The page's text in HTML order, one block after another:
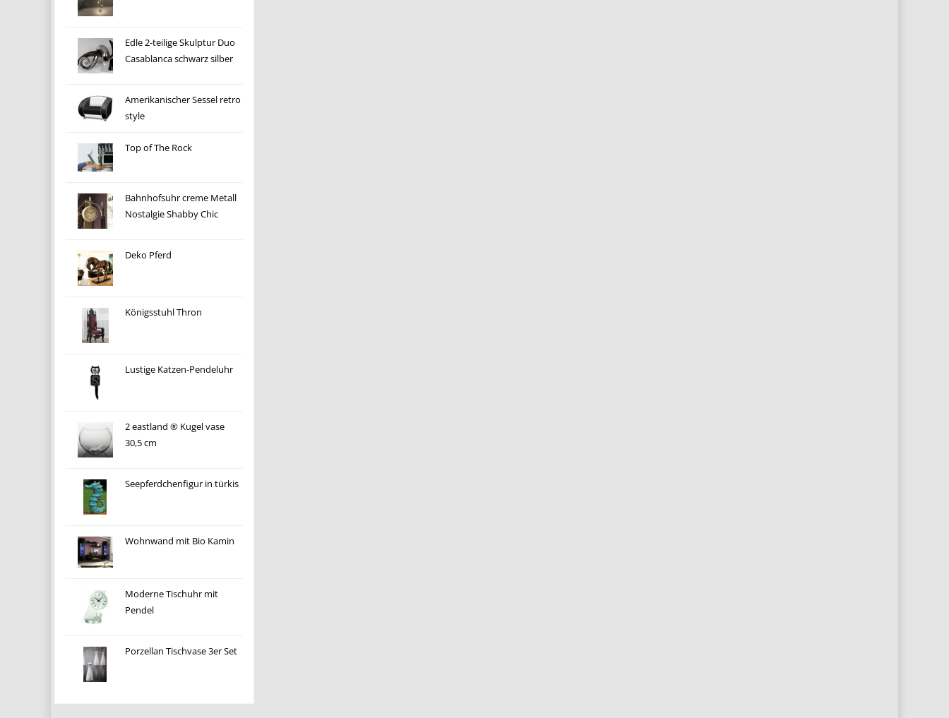
Edle 2-teilige Skulptur Duo
Casablanca schwarz silber
Amerikanischer Sessel retro
style
Top of The Rock
Bahnhofsuhr creme Metall
Nostalgie Shabby Chic
Deko Pferd
Königsstuhl Thron
Lustige Katzen-Pendeluhr
2 eastland ® Kugel vase
30,5 cm
Seepferdchenfigur in türkis
Wohnwand mit Bio Kamin
Moderne Tischuhr mit
Pendel
Porzellan Tischvase 3er Set